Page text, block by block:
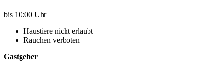
bis 10:00 Uhr
Haustiere nicht erlaubt
Rauchen verboten
Gastgeber